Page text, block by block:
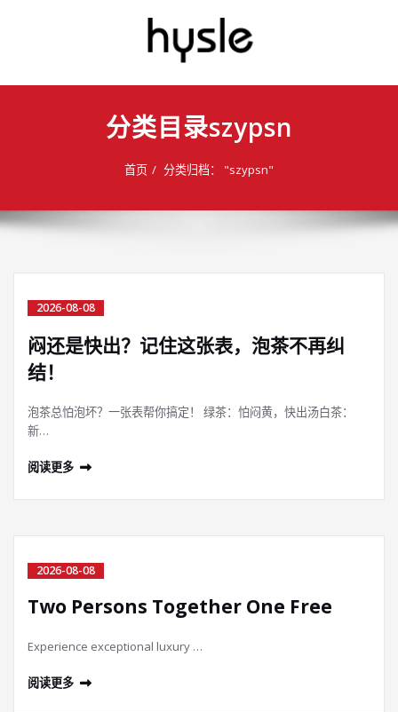
分类目录szypsn
首页 分类归档： "szypsn"
2026-08-08
闷还是快出？记住这张表，泡茶不再纠
结！
泡茶总怕泡坏？一张表帮你搞定！ 绿茶：怕闷黄，快出汤白茶：
新…
阅读更多
2026-08-08
Two Persons Together One Free
Experience exceptional luxury …
阅读更多